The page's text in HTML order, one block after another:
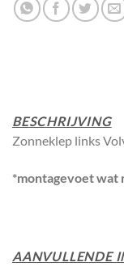
BESCHRIJVING
Zonneklep links
*montagevoet wat
AANVULLENDE